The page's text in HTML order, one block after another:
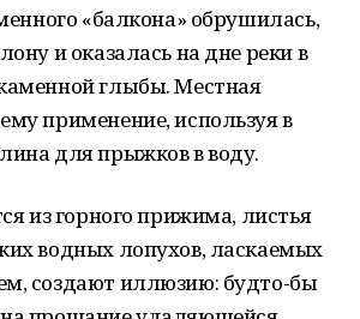
«балкона» обрушилась,
и оказалась на дне реки в
глыбы. Местная
применение, используя в
для прыжков в воду.
из горного прижима, листья
водных лопухов, ласкаемых
создают иллюзию: будто-бы